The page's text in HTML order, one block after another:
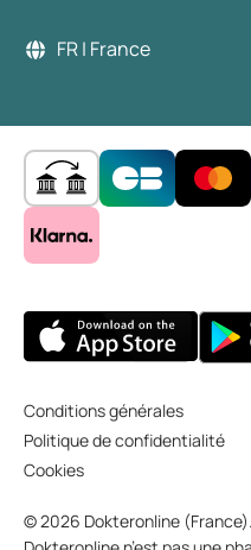
FR | France
Conditions générales
Politique de confidentialité
Cookies
© 2026 Dokteronline